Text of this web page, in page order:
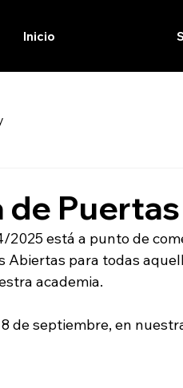
Inicio
de
2025 está a punto de
Abiertas para todas
academia.
de septiembre, en